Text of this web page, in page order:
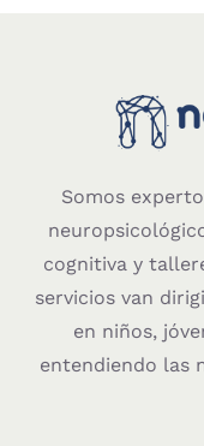
Somos
cognitiva y
servicios van
en niños,
entendiendo las